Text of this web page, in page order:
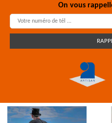
On vous